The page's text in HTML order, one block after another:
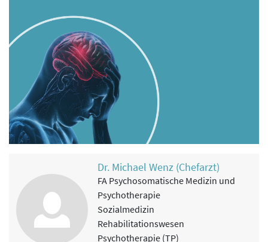
Dr. Michael Wenz (Chefarzt)
FA Psychosomatische Medizin und
Psychotherapie
Sozialmedizin
Rehabilitationswesen
Psychotherapie (TP)